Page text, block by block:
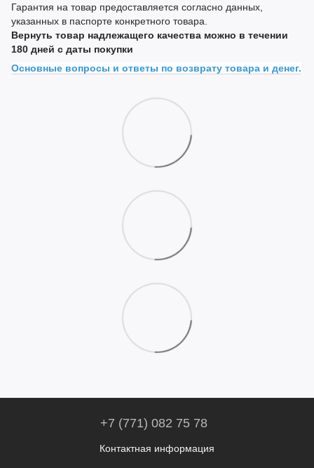
Гарантия на товар предоставляется согласно данных,
указанных в паспорте конкретного товара.
Вернуть товар надлежащего качества можно в течении
180 дней с даты покупки
Основные вопросы и ответы по возврату товара и денег.
+7 (771) 082 75 78
Контактная информация